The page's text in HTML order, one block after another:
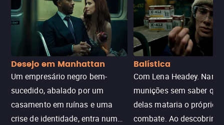
Desejo em Manhattan
Um empresário negro bem-
sucedido, abalado por um
casamento em ruínas e uma
crise de identidade, entra num
Balística
Com Lena Headey.
munições sem saber
delas mataria o próprio
combate. Ao descobrir a